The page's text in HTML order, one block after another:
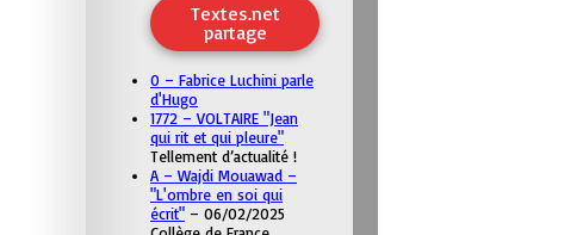
Textes.net
partage
0 – Fabrice Luchini parle
d'Hugo
1772 – VOLTAIRE "Jean
qui rit et qui pleure"
Tellement d’actualité !
A – Wajdi Mouawad –
"L'ombre en soi qui
écrit" – 06/02/2025